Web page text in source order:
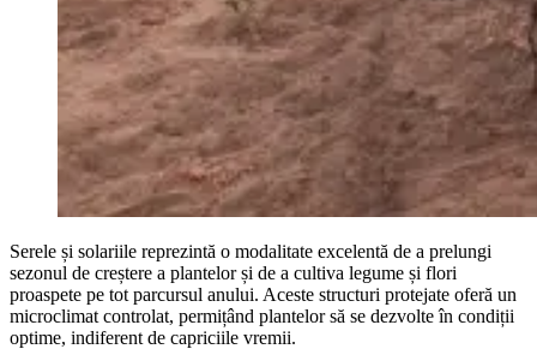
Serele și solariile reprezintă o modalitate excelentă de a prelungi
sezonul de creștere a plantelor și de a cultiva legume și flori
proaspete pe tot parcursul anului. Aceste structuri protejate oferă un
microclimat controlat, permițând plantelor să se dezvolte în condiții
optime, indiferent de capriciile vremii.